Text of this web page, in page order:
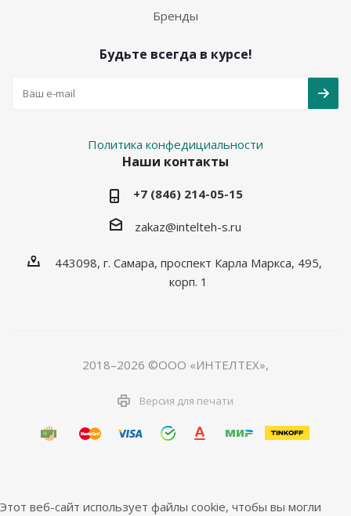
Бренды
Будьте всегда в курсе!
Политика конфедициальности
Наши контакты
+7 (846) 214-05-15
zakaz@intelteh-s.ru
443098, г. Самара, проспект Карла Маркса, 495,
корп. 1
2018–2026 ©ООО «ИНТЕЛТЕХ»,
Версия для печати
Этот веб-сайт использует файлы cookie, чтобы вы могли